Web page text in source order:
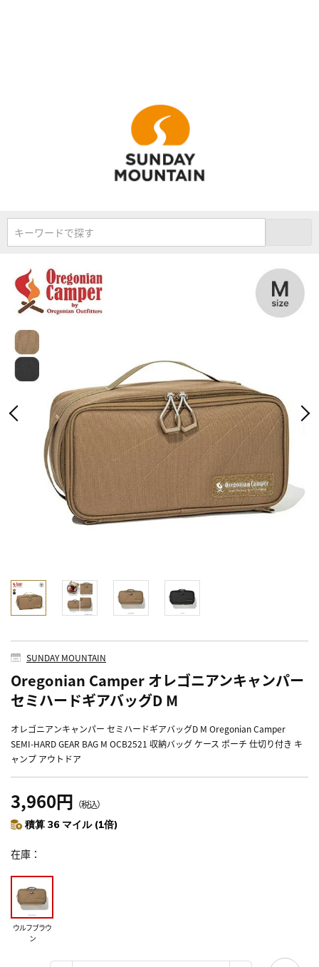
キーワードで探す
SUNDAY MOUNTAIN
Oregonian Camper オレゴニアンキャンパー
セミハードギアバッグD M
オレゴニアンキャンパー セミハードギアバッグD M Oregonian Camper
SEMI-HARD GEAR BAG M OCB2521 収納バッグ ケース ポーチ 仕切り付き キ
ャンプ アウトドア
3,960円 （税込）
積算 36 マイル (1倍)
在庫
ウルフブラウ
ン